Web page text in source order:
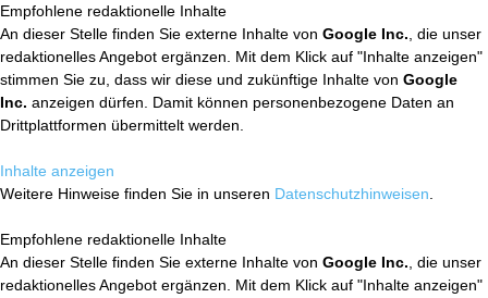
Empfohlene redaktionelle Inhalte
An dieser Stelle finden Sie externe Inhalte von Google Inc. , die unser
redaktionelles Angebot ergänzen. Mit dem Klick auf "Inhalte anzeigen"
stimmen Sie zu, dass wir diese und zukünftige Inhalte von Google
Inc. anzeigen dürfen. Damit können personenbezogene Daten an
Drittplattformen übermittelt werden.
Inhalte anzeigen
Weitere Hinweise finden Sie in unseren Datenschutzhinweisen
Empfohlene redaktionelle Inhalte
An dieser Stelle finden Sie externe Inhalte von Google Inc. , die unser
redaktionelles Angebot ergänzen. Mit dem Klick auf "Inhalte anzeigen"